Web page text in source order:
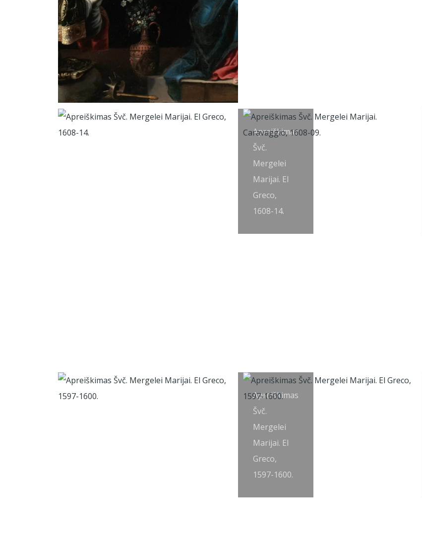
Apreiškimas
Švč.
Mergelei
Marijai. El
Greco,
1608-14.
Apreiškimas
Švč.
Mergelei
Marijai. El
Greco,
1597-1600.